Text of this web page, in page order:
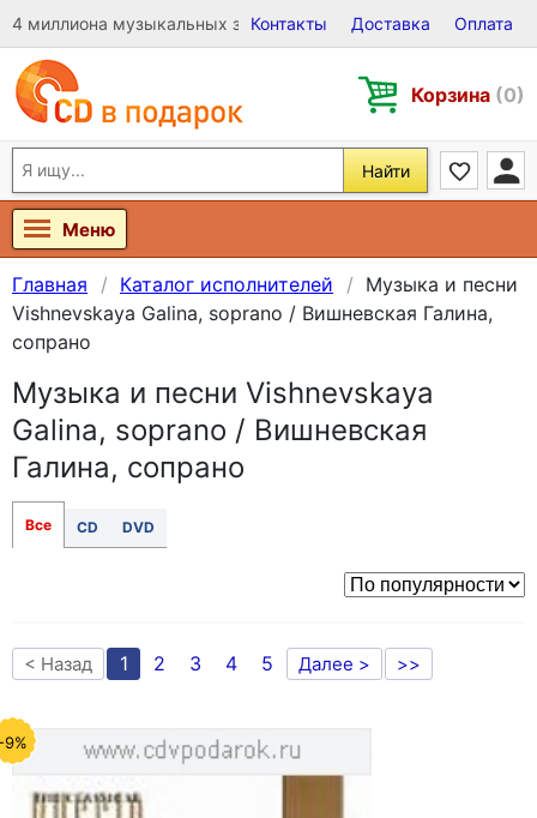
4 миллиона музыкальных записей на Виниле, CD и DVD
Контакты Доставка Оплата
Корзина (0)
Найти
Меню
Главная Каталог исполнителей
Музыка и песни
Vishnevskaya Galina, soprano / Вишневская Галина,
сопрано
Музыка и песни Vishnevskaya
Galina, soprano / Вишневская
Галина, сопрано
Все CD DVD
< Назад 1 2 3 4 5 Далее > >>
9%